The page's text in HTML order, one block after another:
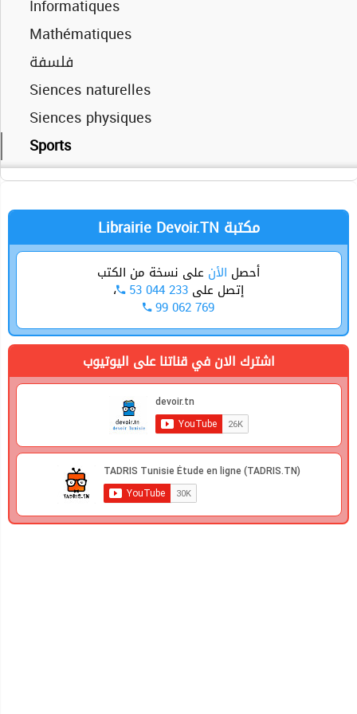
Informatiques
Mathématiques
فلسفة
Siences naturelles
Siences physiques
Sports
Technique
Mathématiques
فلسفة
Siences physiques
Technique
Librairie Devoir.TN مكتبة
أحصل الأن على نسخة من الكتب
إتصل على 53 044 233 ،
99 062 769
اشترك الان في قناتنا على اليوتيوب